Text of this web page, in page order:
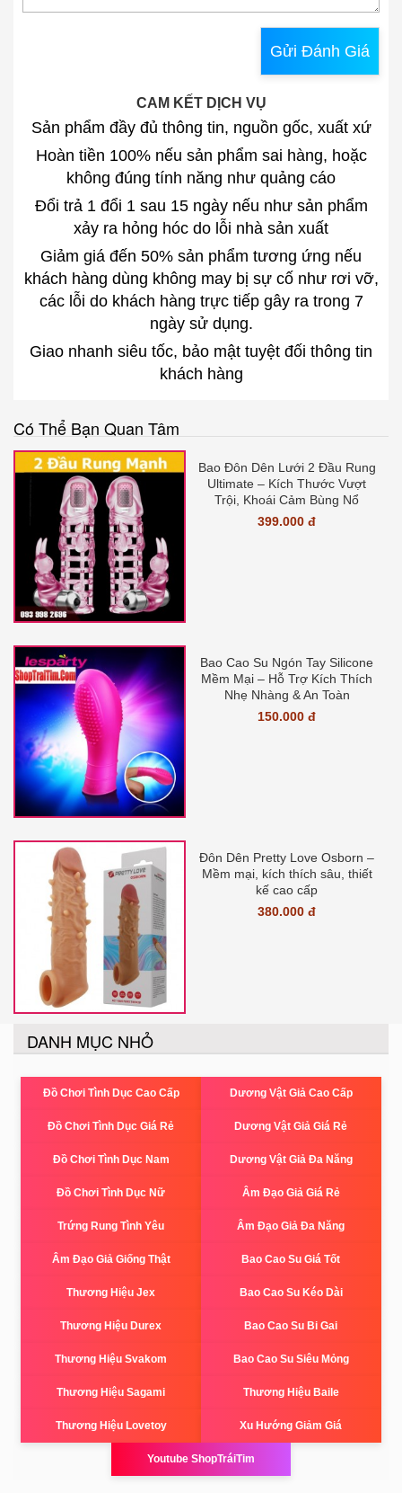
Gửi Đánh Giá
CAM KẾT DỊCH VỤ
Sản phẩm đầy đủ thông tin, nguồn gốc, xuất xứ
Hoàn tiền 100% nếu sản phẩm sai hàng, hoặc
không đúng tính năng như quảng cáo
Đổi trả 1 đổi 1 sau 15 ngày nếu như sản phẩm
xảy ra hỏng hóc do lỗi nhà sản xuất
Giảm giá đến 50% sản phẩm tương ứng nếu
khách hàng dùng không may bị sự cố như rơi vỡ,
các lỗi do khách hàng trực tiếp gây ra trong 7
ngày sử dụng.
Giao nhanh siêu tốc, bảo mật tuyệt đối thông tin
khách hàng
Có Thể Bạn Quan Tâm
Bao Đôn Dên Lưới 2 Đầu Rung
Ultimate – Kích Thước Vượt
Trội, Khoái Cảm Bùng Nổ
399.000 đ
Bao Cao Su Ngón Tay Silicone
Mềm Mại – Hỗ Trợ Kích Thích
Nhẹ Nhàng & An Toàn
150.000 đ
Đôn Dên Pretty Love Osborn –
Mềm mại, kích thích sâu, thiết
kế cao cấp
380.000 đ
DANH MỤC NHỎ
Đồ Chơi Tình Dục Cao Cấp Dương Vật Giả Cao Cấp
Đồ Chơi Tình Dục Giá Rẻ Dương Vật Giả Giá Rẻ
Đồ Chơi Tình Dục Nam Dương Vật Giả Đa Năng
Đồ Chơi Tình Dục Nữ Âm Đạo Giả Giá Rẻ
Trứng Rung Tình Yêu Âm Đạo Giả Đa Năng
Âm Đạo Giả Giống Thật Bao Cao Su Giá Tốt
Thương Hiệu Jex Bao Cao Su Kéo Dài
Thương Hiệu Durex Bao Cao Su Bi Gai
Thương Hiệu Svakom Bao Cao Su Siêu Mỏng
Thương Hiệu Sagami Thương Hiệu Baile
Thương Hiệu Lovetoy Xu Hướng Giảm Giá
Youtube ShopTráiTim